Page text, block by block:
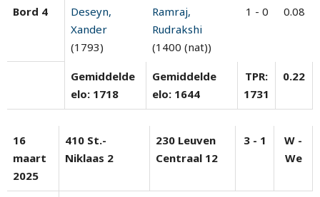
Bord 4
Deseyn,
Xander
(1793)
Ramraj,
Rudrakshi
(1400 (nat))
1 - 0 0.08
Gemiddelde
elo: 1718
Gemiddelde
elo: 1644
TPR:
1731
0.22
16
maart
2025
410 St.-
Niklaas 2
230 Leuven
Centraal 12
3 - 1
W -
We